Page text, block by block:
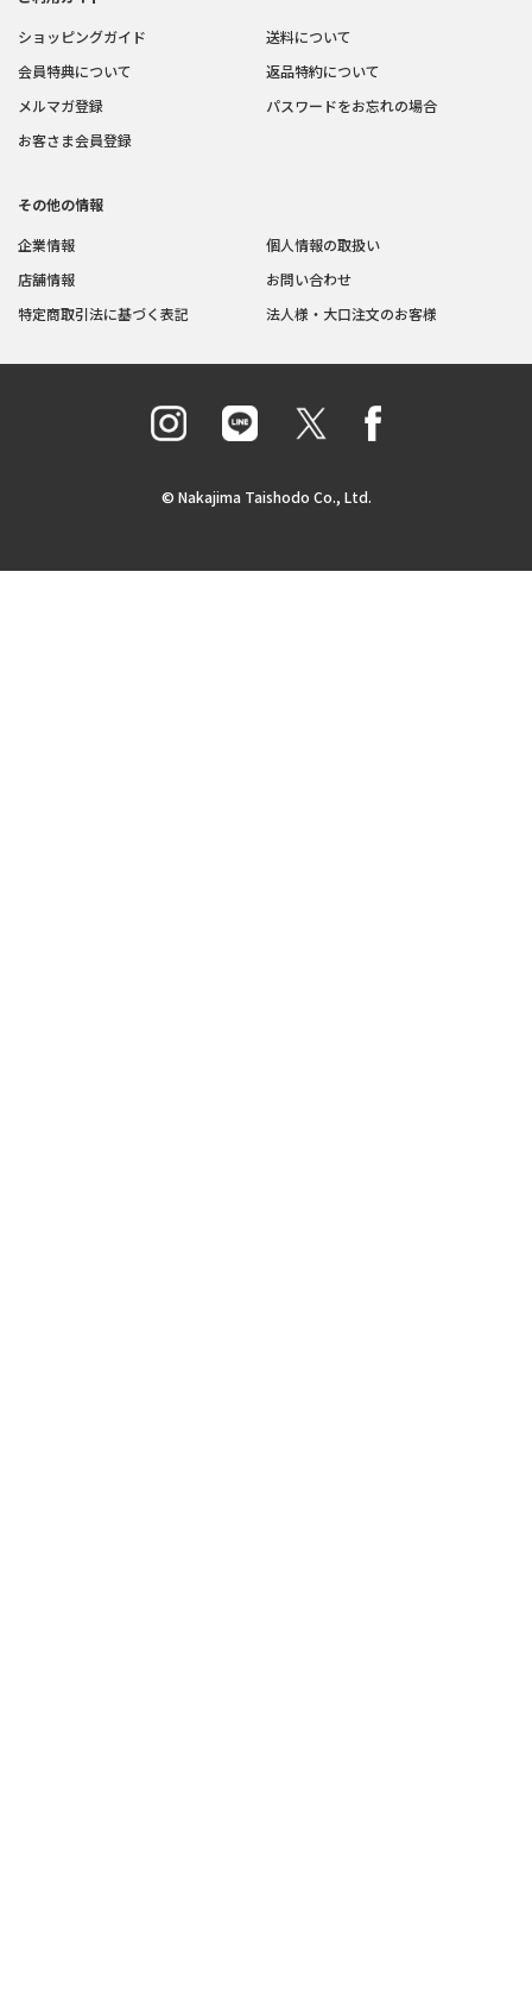
ショッピングガイド
会員特典について
メルマガ登録
お客さま会員登録
送料について
返品特約について
パスワードをお忘れの場合
その他の情報
企業情報
店舗情報
特定商取引法に基づく表記
個人情報の取扱い
お問い合わせ
法人様・大口注文のお客様
© Nakajima Taishodo Co., Ltd.